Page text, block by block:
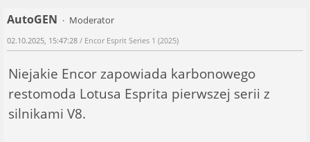
AutoGEN Moderator
02.10.2025, 15:47:28 / Encor Esprit Series 1 (2025)
Niejakie Encor zapowiada karbonowego
restomoda Lotusa Esprita pierwszej serii z
silnikami V8.